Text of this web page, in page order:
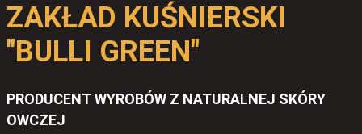
ZAKŁAD KUŚNIERSKI
"BULLI GREEN"
PRODUCENT WYROBÓW Z NATURALNEJ SKÓRY
OWCZEJ